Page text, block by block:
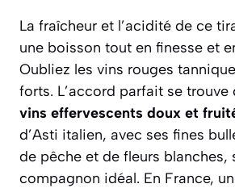
La fraîcheur et l’acidité de ce
une boisson tout en finesse et
Oubliez les vins rouges
forts. L’accord parfait se trouve
vins effervescents doux et
d’Asti italien, avec ses fines
de pêche et de fleurs blanches,
compagnon idéal. En France,